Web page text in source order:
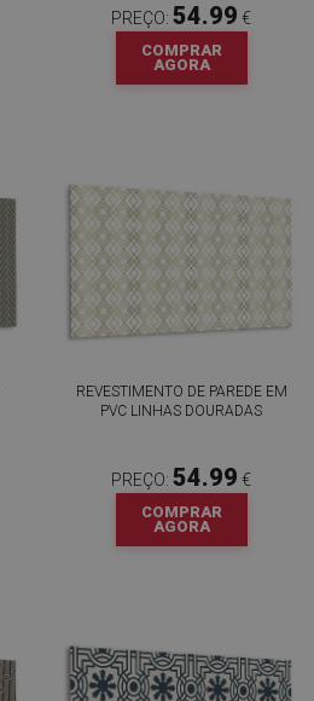
PREÇO: 54.99 €
COMPRAR
AGORA
REVESTIMENTO DE PAREDE EM
PVC LINHAS DOURADAS
PREÇO: 54.99 €
COMPRAR
AGORA